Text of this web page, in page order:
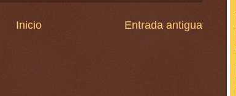
Entrada antigua
Inicio